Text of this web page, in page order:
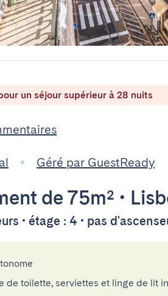
un séjour supérieur à 28 nuits
Géré par GuestReady
de 75m² •
• étage : 4 • pas
de toilette, serviettes et linge de lit